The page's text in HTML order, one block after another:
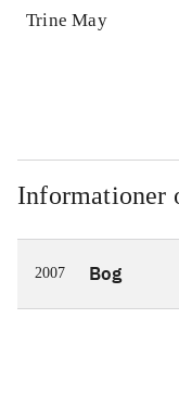
Lærervejledning
Trine May
Informationer
2007 Bog